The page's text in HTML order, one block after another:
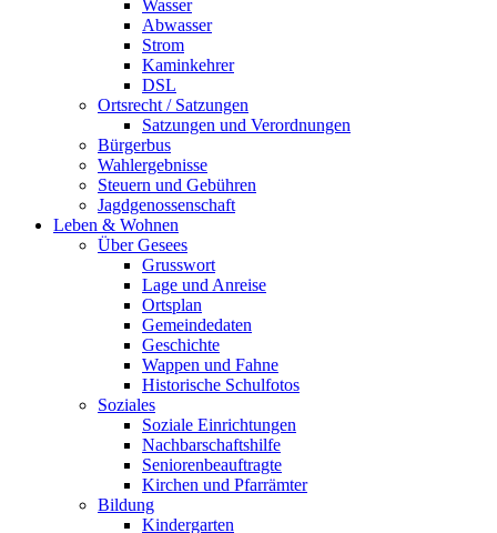
Wasser
Abwasser
Strom
Kaminkehrer
DSL
Ortsrecht / Satzungen
Satzungen und Verordnungen
Bürgerbus
Wahlergebnisse
Steuern und Gebühren
Jagdgenossenschaft
Leben & Wohnen
Über Gesees
Grusswort
Lage und Anreise
Ortsplan
Gemeindedaten
Geschichte
Wappen und Fahne
Historische Schulfotos
Soziales
Soziale Einrichtungen
Nachbarschaftshilfe
Seniorenbeauftragte
Kirchen und Pfarrämter
Bildung
Kindergarten